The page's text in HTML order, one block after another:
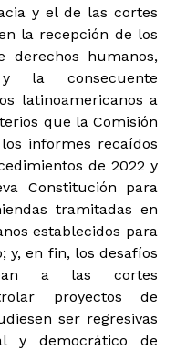
y el de las cortes
la recepción de los
derechos humanos,
la consecuente
latinoamericanos a
que la Comisión
informes recaídos
de 2022 y
Constitución para
tramitadas en
establecidos para
y, en fin, los desafíos
a las cortes
proyectos de
ser regresivas
y democrático de